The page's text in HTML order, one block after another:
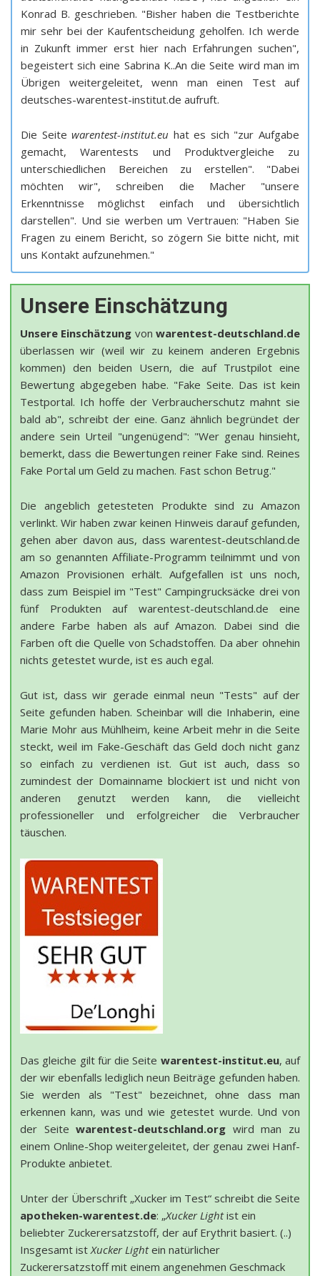
Konrad B. geschrieben. "Bisher haben die Testberichte
mir sehr bei der Kaufentscheidung geholfen. Ich werde
in Zukunft immer erst hier nach Erfahrungen suchen",
begeistert sich eine Sabrina K..An die Seite wird man im
Übrigen weitergeleitet, wenn man einen Test auf
deutsches-warentest-institut.de aufruft.
Die Seitewarentest-institut.eu hat es sich "zur Aufgabe
gemacht, Warentests und Produktvergleiche zu
unterschiedlichen Bereichen zu erstellen". "Dabei
möchten wir", schreiben die Macher "unsere
Erkenntnisse möglichst einfach und übersichtlich
darstellen". Und sie werben um Vertrauen: "Haben Sie
Fragen zu einem Bericht, so zögern Sie bitte nicht, mit
uns Kontakt aufzunehmen."
Unsere Einschätzung
Unsere Einschätzung vonwarentest-deutschland.de
überlassen wir (weil wir zu keinem anderen Ergebnis
kommen) den beiden Usern, die auf Trustpilot eine
Bewertung abgegeben habe. "Fake Seite. Das ist kein
Testportal. Ich hoffe der Verbraucherschutz mahnt sie
bald ab", schreibt der eine. Ganz ähnlich begründet der
andere sein Urteil "ungenügend": "Wer genau hinsieht,
bemerkt, dass die Bewertungen reiner Fake sind. Reines
Fake Portal um Geld zu machen. Fast schon Betrug."
Die angeblich getesteten Produkte sind zu Amazon
verlinkt. Wir haben zwar keinen Hinweis darauf gefunden,
gehen aber davon aus, dass warentest-deutschland.de
am so genannten Affiliate-Programm teilnimmt und von
Amazon Provisionen erhält. Aufgefallen ist uns noch,
dass zum Beispiel im "Test" Campingrucksäcke drei von
fünf Produkten auf warentest-deutschland.de eine
andere Farbe haben als auf Amazon. Dabei sind die
Farben oft die Quelle von Schadstoffen. Da aber ohnehin
nichts getestet wurde, ist es auch egal.
Gut ist, dass wir gerade einmal neun "Tests" auf der
Seite gefunden haben. Scheinbar will die Inhaberin, eine
Marie Mohr aus Mühlheim, keine Arbeit mehr in die Seite
steckt, weil im Fake-Geschäft das Geld doch nicht ganz
so einfach zu verdienen ist. Gut ist auch, dass so
zumindest der Domainname blockiert ist und nicht von
anderen genutzt werden kann, die vielleicht
professioneller und erfolgreicher die Verbraucher
täuschen.
Das gleiche gilt für die Seite warentest-institut.eu, auf
der wir ebenfalls lediglich neun Beiträge gefunden haben.
Sie werden als "Test" bezeichnet, ohne dass man
erkennen kann, was und wie getestet wurde. Und von
der Seitewarentest-deutschland.org wird man zu
einem Online-Shop weitergeleitet, der genau zwei Hanf-
Produkte anbietet.
Unter der Überschrift „Xucker im Test“ schreibt die Seite
apotheken-warentest.de: „Xucker Lightist ein
beliebter Zuckerersatzstoff, der auf Erythrit basiert. (..)
Insgesamt istXucker Lightein natürlicher
Zuckerersatzstoff mit einem angenehmen Geschmack